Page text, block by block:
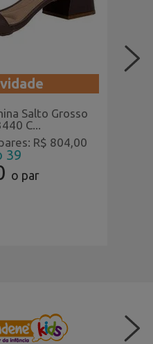
Salto Grosso
C...
R$ 804,00
39
o par